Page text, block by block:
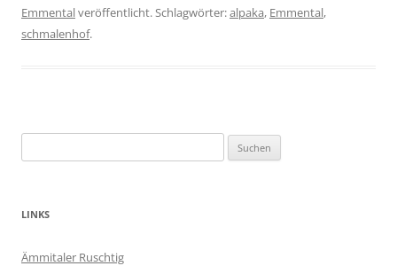
Emmentalveröffentlicht. Schlagwörter:alpaka, Emmental,
schmalenhof.
nach:
LINKS
Ämmitaler Ruschtig